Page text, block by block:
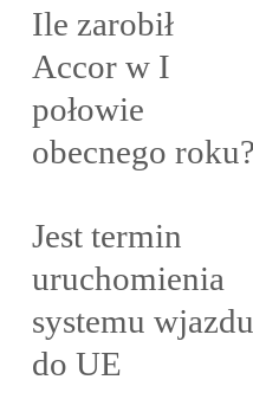
Ile zarobił
Accor w I
połowie
obecnego
Jest termin
uruchomienia
systemu wjazdu
do UE